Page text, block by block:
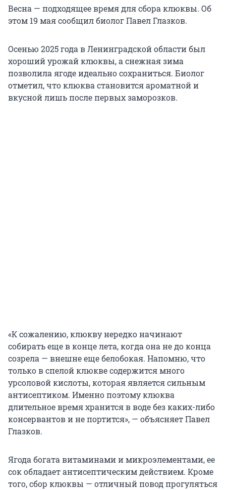
Весна — подходящее время для сбора клюквы. Об
этом 19 мая сообщил биолог Павел Глазков.
Осенью 2025 года в Ленинградской области был
хороший урожай клюквы, а снежная зима
позволила ягоде идеально сохраниться. Биолог
отметил, что клюква становится ароматной и
вкусной лишь после первых заморозков.
«К сожалению, клюкву нередко начинают
собирать еще в конце лета, когда она не до конца
созрела — внешне еще белобокая. Напомню, что
только в спелой клюкве содержится много
урсоловой кислоты, которая является сильным
антисептиком. Именно поэтому клюква
длительное время хранится в воде без каких-либо
консервантов и не портится», — объясняет Павел
Глазков.
Ягода богата витаминами и микроэлементами, ее
сок обладает антисептическим действием. Кроме
того, сбор клюквы — отличный повод прогуляться